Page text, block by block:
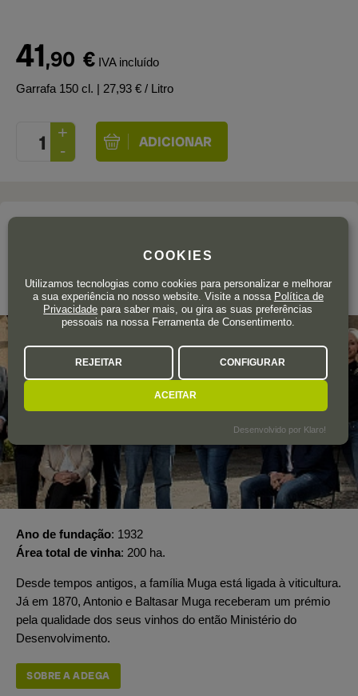
41,90 € IVA incluído
Garrafa 150 cl. | 27,93 € / Litro
BODEGAS MUGA
La Rioja
Ano de fundação 1932
Área total de vinha 200 ha.
Desde tempos antigos, a família Muga está ligada à viticultura.
Já em 1870, Antonio e Baltasar Muga receberam um prémio
pela qualidade dos seus vinhos do então Ministério do
Desenvolvimento.
SOBRE A ADEGA
COOKIES
Utilizamos tecnologias como cookies para personalizar e melhorar
a sua experiência no nosso website. Visite a nossa Política de
Privacidade para saber mais, ou gira as suas preferências
pessoais na nossa Ferramenta de Consentimento.
REJEITAR CONFIGURAR
ACEITAR
Desenvolvido por Klaro!